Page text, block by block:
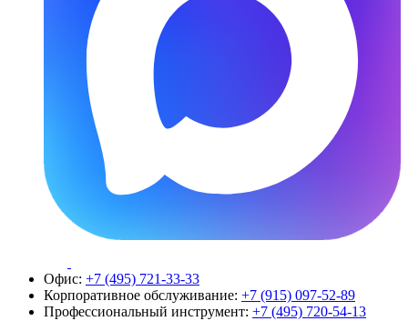
Офис: +7 (495) 721-33-33
Корпоративное обслуживание: +7 (915) 097-52-89
Профессиональный инструмент: +7 (495) 720-54-13